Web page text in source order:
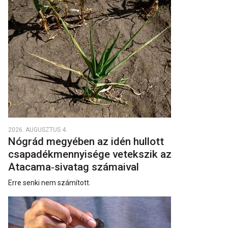
2026. AUGUSZTUS 4.
Nógrád megyében az idén hullott
csapadékmennyisége vetekszik az
Atacama‑sivatag számaival
Erre senki nem számított.